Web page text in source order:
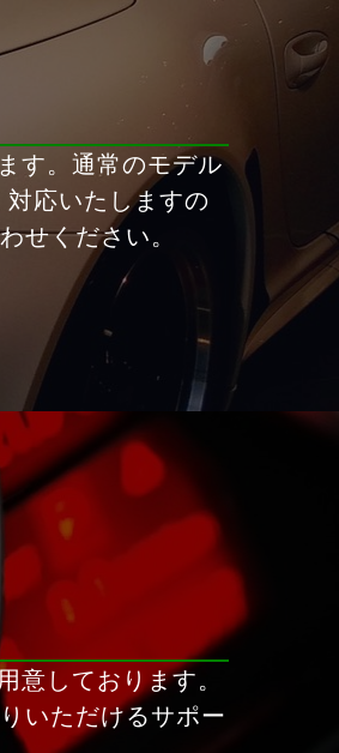
す。通常のモデル
応いたしますの
せください。
意しております。
いただけるサポー